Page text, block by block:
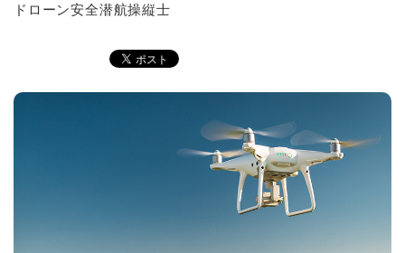
ドローン安全潜航操縦士